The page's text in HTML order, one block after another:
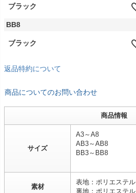
ブラック
BB8
ブラック
返品特約について
商品についてのお問い合わせ
商品情報
サイズ
A3～A8
AB3～AB8
BB3～BB8
素材
表地：ポリエステル
裏地：ポリエステル